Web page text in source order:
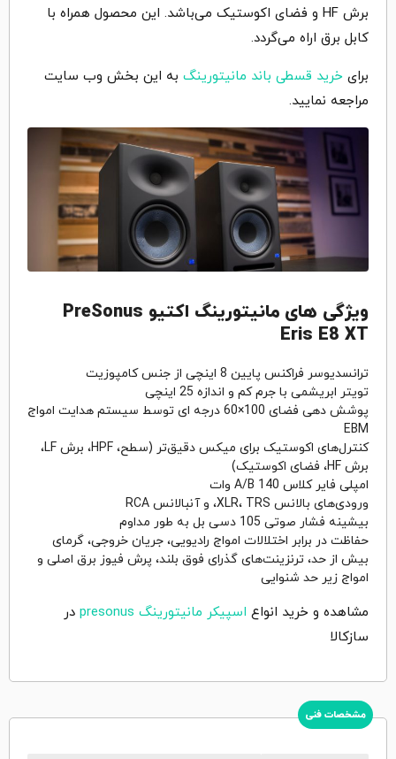
برش HF و فضای اکوستیک می‌باشد. این محصول همراه با
کابل برق اراه می‌گردد.
برای خرید قسطی باند مانیتورینگ به این بخش وب سایت
مراجعه نمایید.
ویژگی های مانیتورینگ اکتیو PreSonus
Eris E8 XT
ترانسدیوسر فراکنس پایین 8 اینچی از جنس کامپوزیت
تویتر ابریشمی با جرم کم و اندازه 25 اینچی
پوشش دهی فضای 100×60 درجه ای توسط سیستم هدایت امواج
EBM
کنترل‌های اکوستیک برای میکس دقیق‌تر (سطح، HPF، برش LF،
برش HF، فضای اکوستیک)
امپلی فایر کلاس A/B 140 وات
ورودی‌های بالانس XLR، TRS، و آنبالانس RCA
بیشینه فشار صوتی 105 دسی بل به طور مداوم
حفاظت در برابر اختلالات امواج رادیویی، جریان خروجی، گرمای
بیش از حد، ترنزینت‌های گذرای فوق بلند، پرش فیوز برق اصلی و
امواج زیر حد شنوایی
مشاهده و خرید انواع اسپیکر مانیتورینگ presonus
در
سازکالا
مشخصات فنی